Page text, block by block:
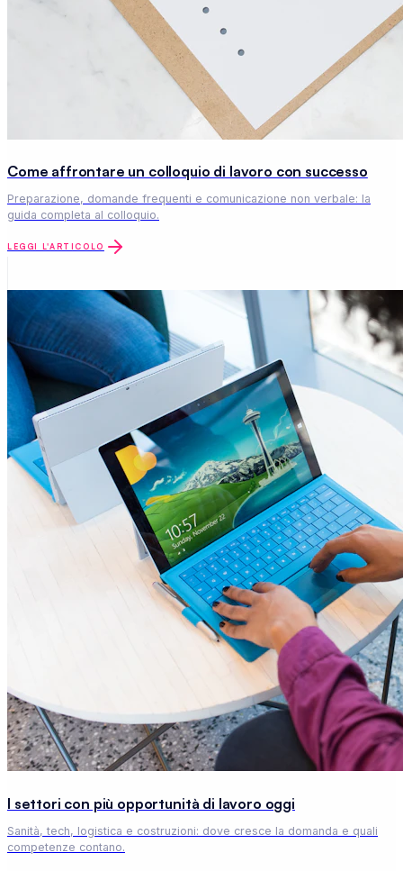
Come affrontare un colloquio di lavoro con successo
Preparazione, domande frequenti e comunicazione non verbale: la
guida completa al colloquio.
LEGGI L'ARTICOLO
I settori con più opportunità di lavoro oggi
Sanità, tech, logistica e costruzioni: dove cresce la domanda e quali
competenze contano.